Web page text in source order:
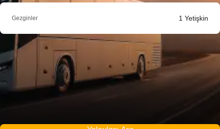
Gezginler 1 Yetişkin